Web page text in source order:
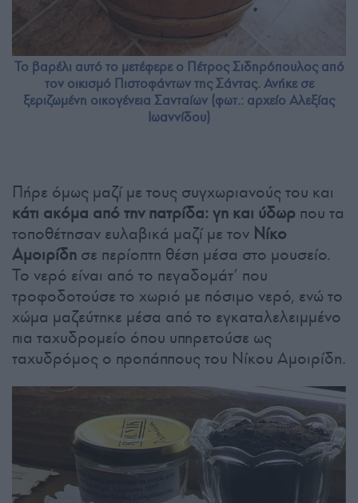
Το βαρέλι αυτό το μετέφερε ο Πέτρος Σιδηρόπουλος από
τον οικισμό Πιστοφάντων της Σάντας. Ανήκε σε
ξεριζωμένη οικογένεια Σανταίων (φωτ.: αρχείο Αλεξίας
Ιωαννίδου)
Πήρε όμως μαζί με τους συγχωριανούς του και
κάτι ακόμα από την πατρίδα: γη και ύδωρ που τα
τοποθέτησαν ευλαβικά μαζί με τον Νίκο
Αμοιρίδη σε περίοπτη θέση μέσα στο μουσείο.
Το νερό είναι από το πεγαδομάτ’ που
τροφοδοτούσε το χωριό με πόσιμο νερό, ενώ το
χώμα μαζεύτηκε μέσα από το εγκαταλελειμμένο
πια ταχυδρομείο όπου υπηρετούσε ως
ταχυδρόμος ο προπάππους του Νίκου Αμοιρίδη.